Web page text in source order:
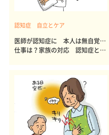
認知症 自立とケア
医師が認知症に 本人は無自覚…
仕事は？家族の対応 認知症と生